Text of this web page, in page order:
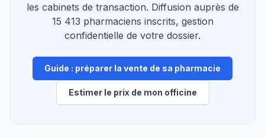
les cabinets de transaction. Diffusion auprès de
15 413 pharmaciens inscrits, gestion
confidentielle de votre dossier.
Guide : préparer la vente de sa pharmacie
Estimer le prix de mon officine